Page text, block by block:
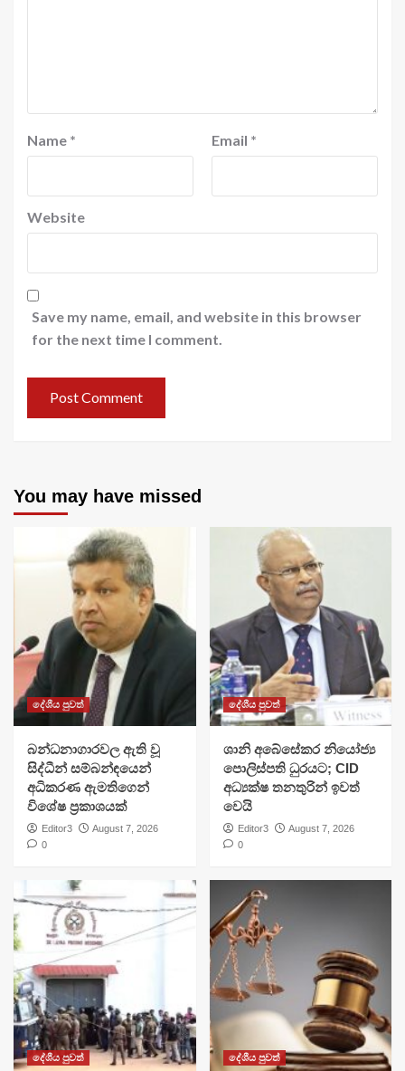
Name * Email *
Website
Save my name, email, and website in this browser
for the next time I comment.
You may have missed
දේශීය පුවත්
බන්ධනාගාරවල ඇති වූ
සිද්ධීන් සම්බන්ඳයෙන්
අධිකරණ ඇමතිගෙන්
විශේෂ ප්‍රකාශයක්
Editor3
August 7, 2026
0
දේශීය පුවත්
ශානි අබේසේකර නියෝජ්‍ය
පොලිස්පති ධුරයට; CID
අධ්‍යක්ෂ තනතුරින් ඉවත්
වෙයි
Editor3
August 7, 2026
0
දේශීය පුවත් දේශීය පුවත්